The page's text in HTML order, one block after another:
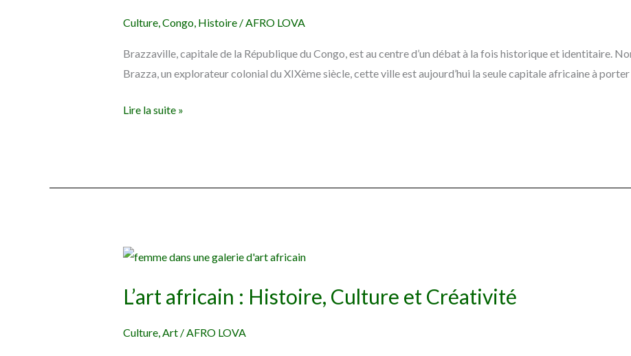
Culture,Congo, Histoire/AFRO LOVA
Brazzaville, capitale de la République du Congo, est au centre d’un débat à la fois historique et identitaire.
Brazza, un explorateur colonial du XIXème siècle, cette ville est aujourd’hui la seule capitale africaine à
nom
Lire la suite »
L’art africain : Histoire, Culture et Créativité
Culture,Art/AFRO LOVA
L’art
Culture